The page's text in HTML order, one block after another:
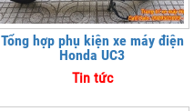
Tổng hợp phụ kiện xe máy điện
Honda UC3
Tin tức